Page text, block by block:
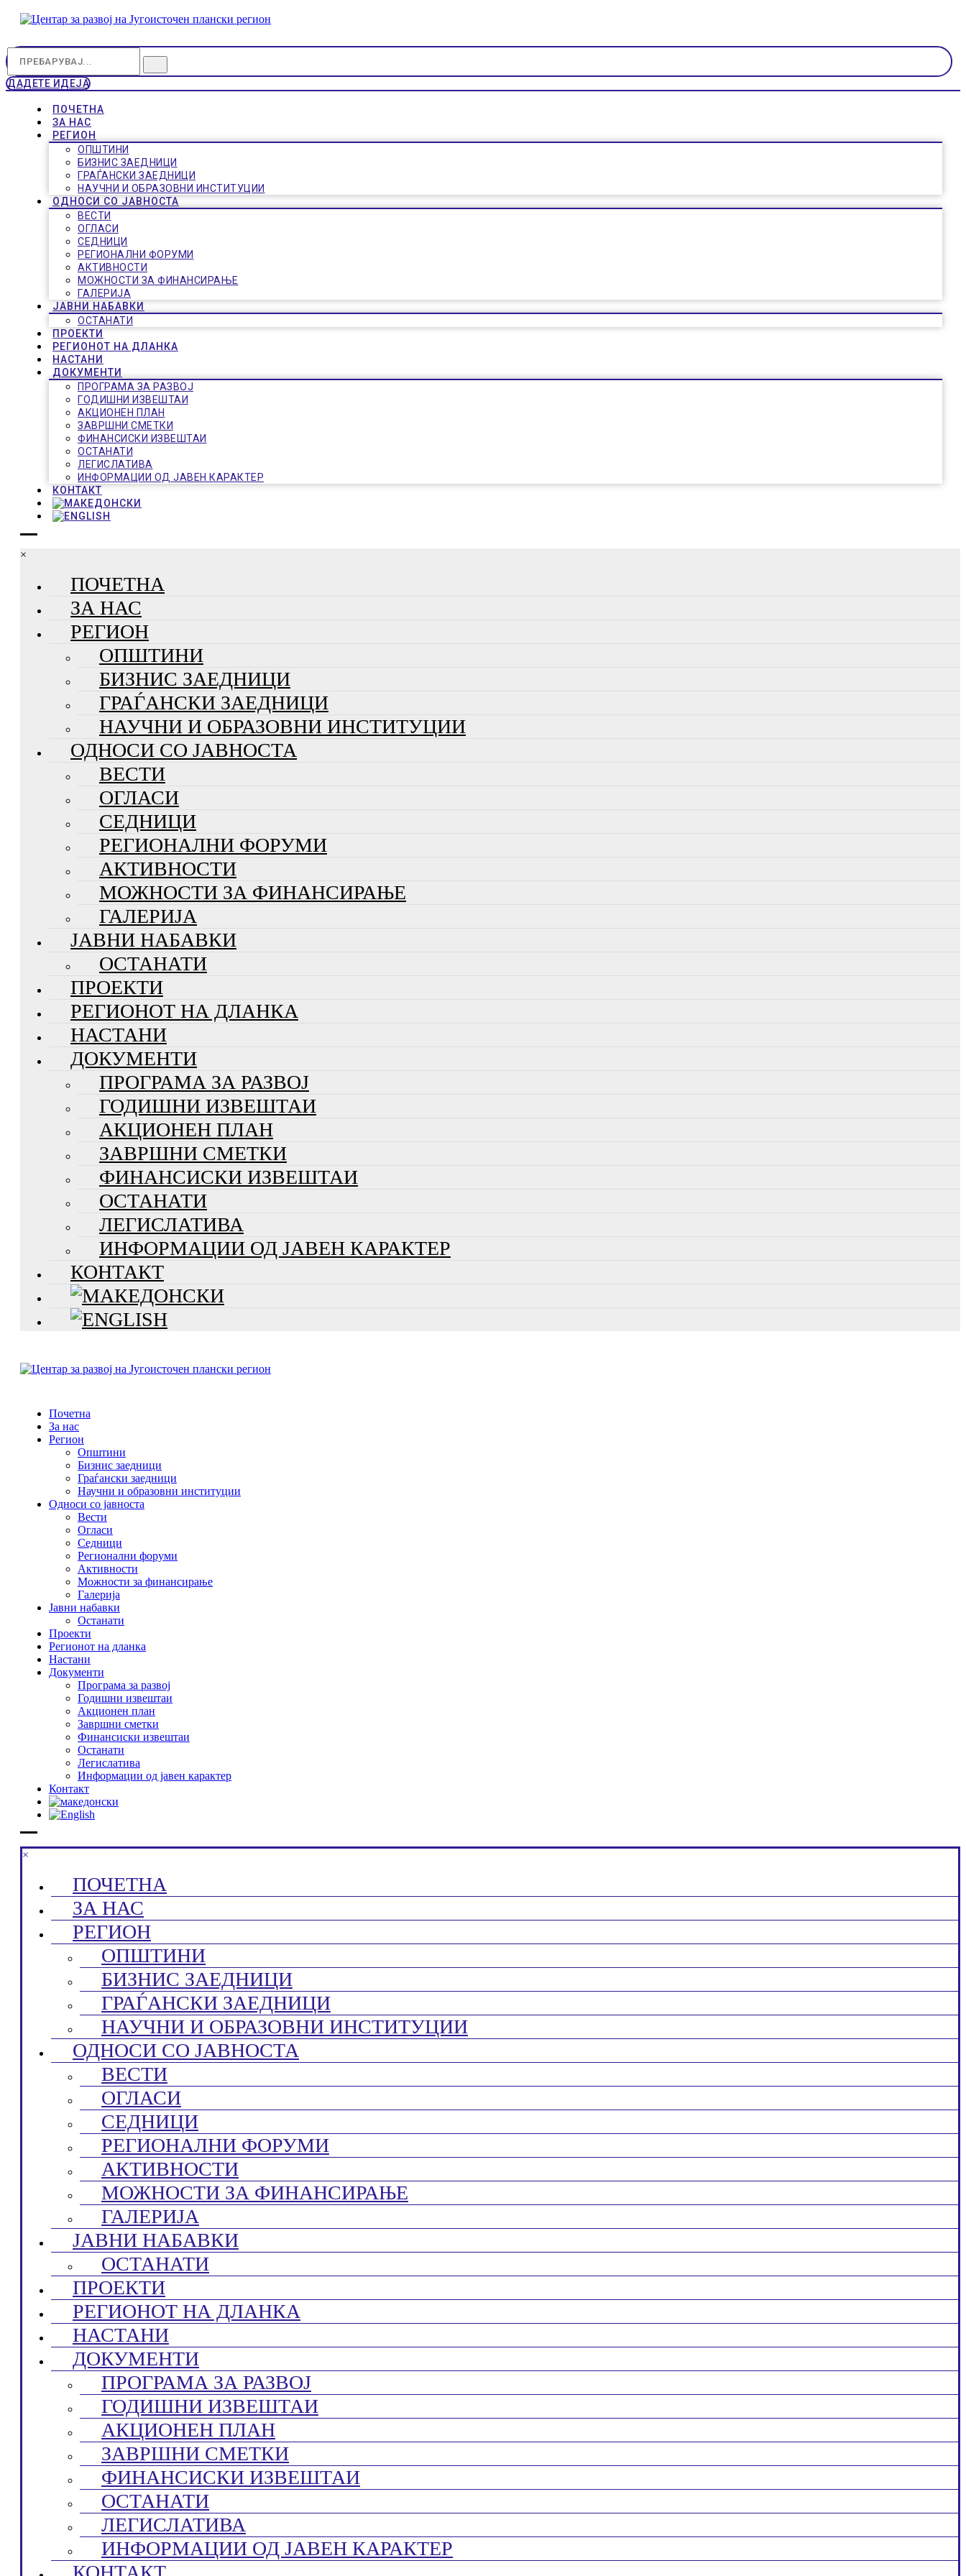
ДАДЕТЕ ИДЕЈА
ПОЧЕТНА
ЗА НАС
РЕГИОН
ОПШТИНИ
БИЗНИС ЗАЕДНИЦИ
ГРАЃАНСКИ ЗАЕДНИЦИ
НАУЧНИ И ОБРАЗОВНИ ИНСТИТУЦИИ
ОДНОСИ СО ЈАВНОСТА
ВЕСТИ
ОГЛАСИ
СЕДНИЦИ
РЕГИОНАЛНИ ФОРУМИ
АКТИВНОСТИ
МОЖНОСТИ ЗА ФИНАНСИРАЊЕ
ГАЛЕРИЈА
ЈАВНИ НАБАВКИ
ОСТАНАТИ
ПРОЕКТИ
РЕГИОНОТ НА ДЛАНКА
НАСТАНИ
ДОКУМЕНТИ
ПРОГРАМА ЗА РАЗВОЈ
ГОДИШНИ ИЗВЕШТАИ
АКЦИОНЕН ПЛАН
ЗАВРШНИ СМЕТКИ
ФИНАНСИСКИ ИЗВЕШТАИ
ОСТАНАТИ
ЛЕГИСЛАТИВА
ИНФОРМАЦИИ ОД ЈАВЕН КАРАКТЕР
КОНТАКТ
×
ПОЧЕТНА
ЗА НАС
РЕГИОН
ОПШТИНИ
БИЗНИС ЗАЕДНИЦИ
ГРАЃАНСКИ ЗАЕДНИЦИ
НАУЧНИ И ОБРАЗОВНИ ИНСТИТУЦИИ
ОДНОСИ СО ЈАВНОСТА
ВЕСТИ
ОГЛАСИ
СЕДНИЦИ
РЕГИОНАЛНИ ФОРУМИ
АКТИВНОСТИ
МОЖНОСТИ ЗА ФИНАНСИРАЊЕ
ГАЛЕРИЈА
ЈАВНИ НАБАВКИ
ОСТАНАТИ
ПРОЕКТИ
РЕГИОНОТ НА ДЛАНКА
НАСТАНИ
ДОКУМЕНТИ
ПРОГРАМА ЗА РАЗВОЈ
ГОДИШНИ ИЗВЕШТАИ
АКЦИОНЕН ПЛАН
ЗАВРШНИ СМЕТКИ
ФИНАНСИСКИ ИЗВЕШТАИ
ОСТАНАТИ
ЛЕГИСЛАТИВА
ИНФОРМАЦИИ ОД ЈАВЕН КАРАКТЕР
КОНТАКТ
Почетна
За нас
Регион
Општини
Бизнис заедници
Граѓански заедници
Научни и образовни институции
Односи со јавноста
Вести
Огласи
Седници
Регионални форуми
Активности
Можности за финансирање
Галерија
Јавни набавки
Останати
Проекти
Регионот на дланка
Настани
Документи
Програма за развој
Годишни извештаи
Акционен план
Завршни сметки
Финансиски извештаи
Останати
Легислатива
Информации од јавен карактер
Контакт
×
ПОЧЕТНА
ЗА НАС
РЕГИОН
ОПШТИНИ
БИЗНИС ЗАЕДНИЦИ
ГРАЃАНСКИ ЗАЕДНИЦИ
НАУЧНИ И ОБРАЗОВНИ ИНСТИТУЦИИ
ОДНОСИ СО ЈАВНОСТА
ВЕСТИ
ОГЛАСИ
СЕДНИЦИ
РЕГИОНАЛНИ ФОРУМИ
АКТИВНОСТИ
МОЖНОСТИ ЗА ФИНАНСИРАЊЕ
ГАЛЕРИЈА
ЈАВНИ НАБАВКИ
ОСТАНАТИ
ПРОЕКТИ
РЕГИОНОТ НА ДЛАНКА
НАСТАНИ
ДОКУМЕНТИ
ПРОГРАМА ЗА РАЗВОЈ
ГОДИШНИ ИЗВЕШТАИ
АКЦИОНЕН ПЛАН
ЗАВРШНИ СМЕТКИ
ФИНАНСИСКИ ИЗВЕШТАИ
ОСТАНАТИ
ЛЕГИСЛАТИВА
ИНФОРМАЦИИ ОД ЈАВЕН КАРАКТЕР